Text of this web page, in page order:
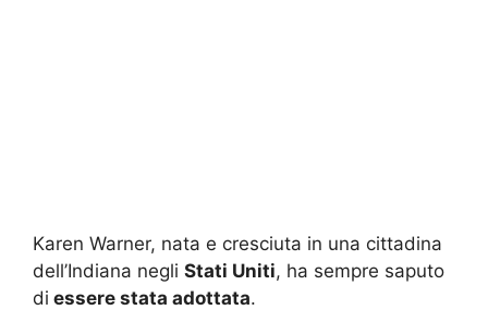
Karen Warner, nata e cresciuta in una cittadina
dell’Indiana negli Stati Uniti, ha sempre saputo
di essere stata adottata.